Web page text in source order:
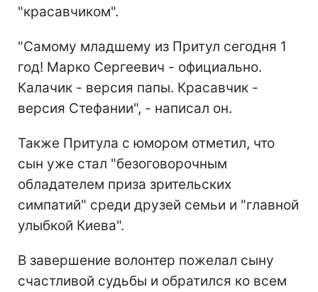
"красавчиком".
"Самому младшему из Притул сегодня 1
год! Марко Сергеевич - официально.
Калачик - версия папы. Красавчик -
версия Стефании", - написал он.
Также Притула с юмором отметил, что
сын уже стал "безоговорочным
обладателем приза зрительских
симпатий" среди друзей семьи и "главной
улыбкой Киева".
В завершение волонтер пожелал сыну
счастливой судьбы и обратился ко всем